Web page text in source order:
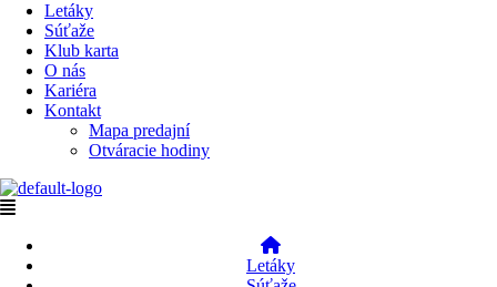
Letáky
Súťaže
Klub karta
O nás
Kariéra
Kontakt
Mapa predajní
Otváracie hodiny
Menu
Letáky